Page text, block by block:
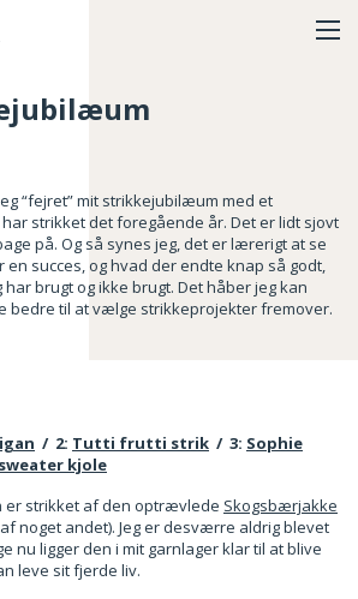
“fejret” mit strikkejubilæum med et
strikket det foregående år. Det er lidt sjovt
på. Og så synes jeg, det er lærerigt at se
en succes, og hvad der endte knap så godt,
brugt og ikke brugt. Det håber jeg kan
bedre til at vælge strikkeprojekter fremover.
/ 2: Tutti frutti strik / 3: Sophie
kjole
er strikket af den optrævlede Skogsbærjakke
noget andet). Jeg er desværre aldrig blevet
nu ligger den i mit garnlager klar til at blive
leve sit fjerde liv.